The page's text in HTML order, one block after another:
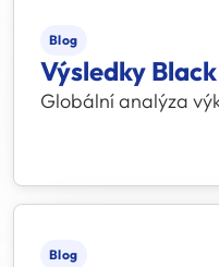
Blog
Výsledky
Globální analýza
Blog